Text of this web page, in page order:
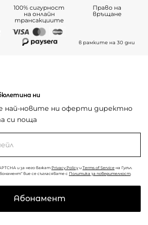
100% сигурност
на онлайн
трансакциите
Право на
връщане
в рамките на 30 дни
ни
най-новите ни оферти директно
си поща
и за него важат Privacy Policy и Terms of Service на Гугъл.
вие се съгласявате с Политика за поверителност.
Абонамент